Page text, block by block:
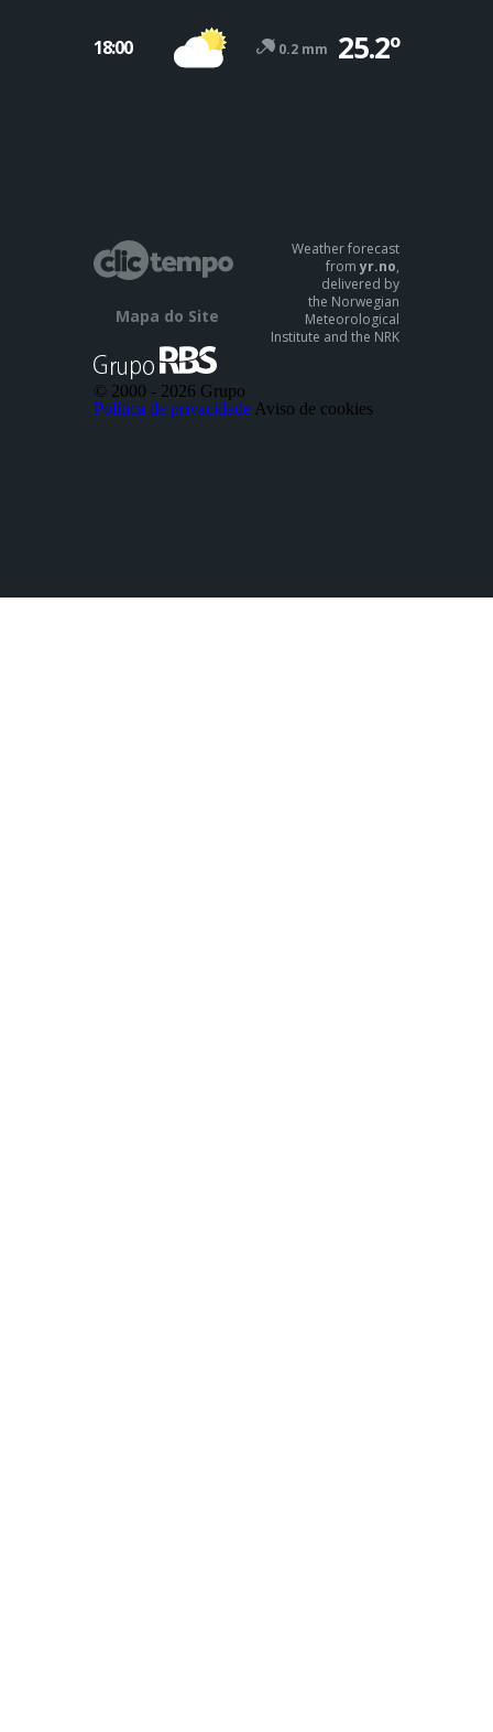
18:00 0.2 mm 25.2º
Mapa do Site
Weather forecast
fromyr.no,
delivered by
the Norwegian
Meteorological
Institute and the NRK
© 2000 - 2026 Grupo
Política de privacidade Aviso de cookies